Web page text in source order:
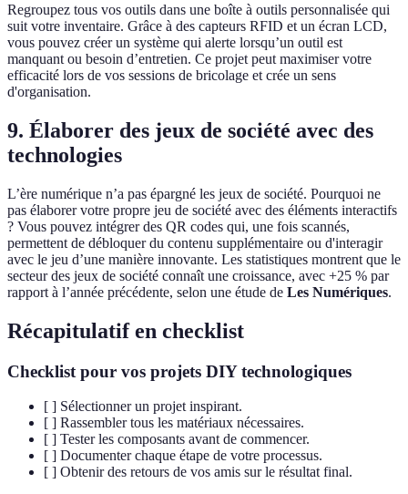
Regroupez tous vos outils dans une boîte à outils personnalisée qui
suit votre inventaire. Grâce à des capteurs RFID et un écran LCD,
vous pouvez créer un système qui alerte lorsqu’un outil est
manquant ou besoin d’entretien. Ce projet peut maximiser votre
efficacité lors de vos sessions de bricolage et crée un sens
d'organisation.
9. Élaborer des jeux de société avec des
technologies
L’ère numérique n’a pas épargné les jeux de société. Pourquoi ne
pas élaborer votre propre jeu de société avec des éléments interactifs
? Vous pouvez intégrer des QR codes qui, une fois scannés,
permettent de débloquer du contenu supplémentaire ou d'interagir
avec le jeu d’une manière innovante. Les statistiques montrent que le
secteur des jeux de société connaît une croissance, avec +25 % par
rapport à l’année précédente, selon une étude de Les Numériques.
Récapitulatif en checklist
Checklist pour vos projets DIY technologiques
[ ] Sélectionner un projet inspirant.
[ ] Rassembler tous les matériaux nécessaires.
[ ] Tester les composants avant de commencer.
[ ] Documenter chaque étape de votre processus.
[ ] Obtenir des retours de vos amis sur le résultat final.